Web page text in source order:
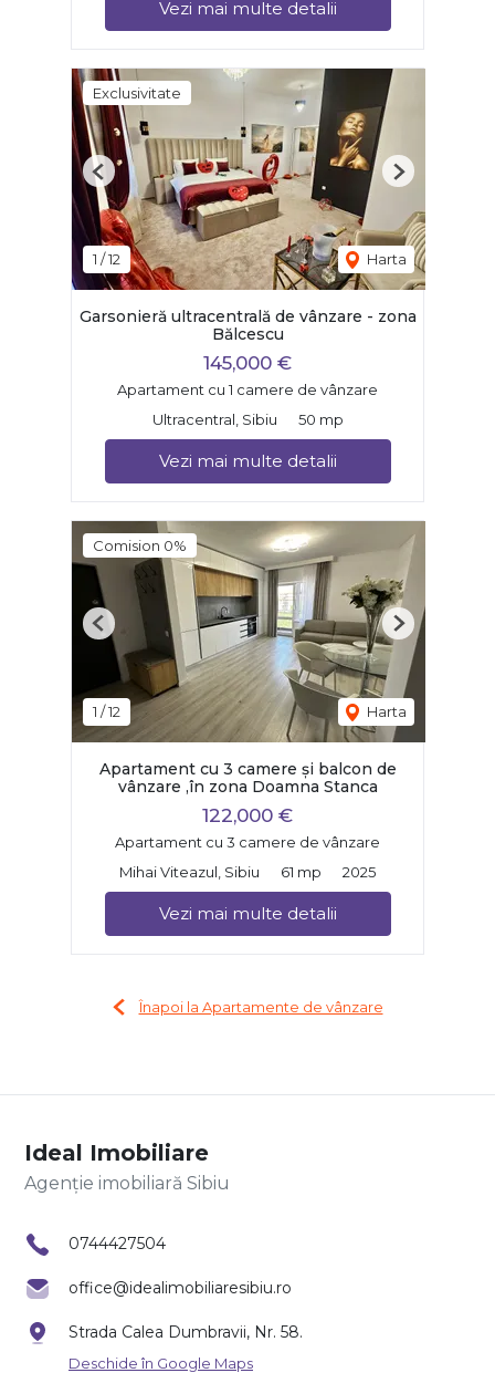
Vezi mai multe detalii
Exclusivitate
1 /12 Harta
Previous Next
Garsonieră ultracentrală de vânzare - zona
Bălcescu
145,000 €
Apartament cu 1 camere de vânzare
Ultracentral, Sibiu
50 mp
Vezi mai multe detalii
Comision 0%
1 /12 Harta
Previous Next
Apartament cu 3 camere și balcon de
vânzare ,în zona Doamna Stanca
122,000 €
Apartament cu 3 camere de vânzare
Mihai Viteazul, Sibiu
61 mp 2025
Vezi mai multe detalii
Înapoi la Apartamente de vânzare
Ideal Imobiliare
Agenție imobiliară Sibiu
0744427504
office@idealimobiliaresibiu.ro
Strada Calea Dumbravii, Nr. 58.
Deschide în Google Maps